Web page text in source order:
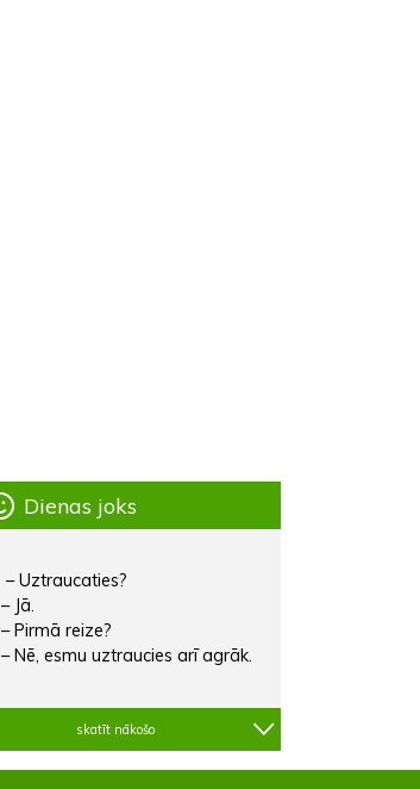
Dienas joks
– Uztraucaties?
– Jā.
– Pirmā reize?
– Nē, esmu uztraucies arī agrāk.
skatīt nākošo